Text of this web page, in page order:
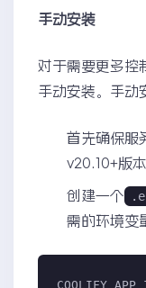
手动安装
对于需要更多控
手动安装。手动
首先确保服
v20.10+版本
创建一个
需的环境变